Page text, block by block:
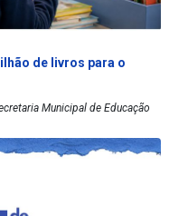
de livros para o
Municipal de Educação